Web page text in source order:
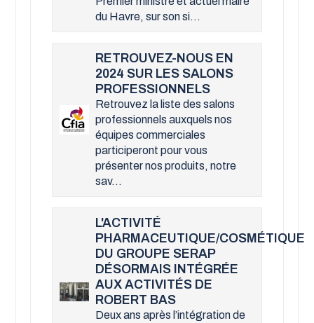
du Havre, sur son si...
RETROUVEZ-NOUS EN
2024 SUR LES SALONS
PROFESSIONNELS
Retrouvez la liste des salons
professionnels auxquels nos
équipes commerciales
participeront pour vous
présenter nos produits, notre
sav...
L'ACTIVITÉ
PHARMACEUTIQUE/COSMÉTIQUE
DU GROUPE SERAP
DÉSORMAIS INTÉGRÉE
AUX ACTIVITÉS DE
ROBERT BAS
Deux ans après l’intégration de